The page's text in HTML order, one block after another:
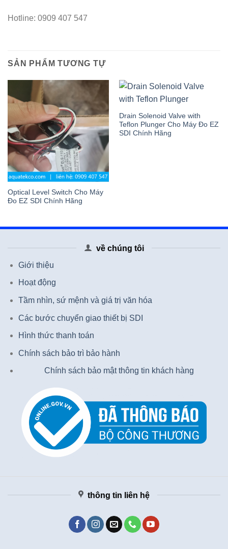
Hotline: 0909 407 547
SẢN PHẨM TƯƠNG TỰ
Optical Level Switch Cho Máy
Đo EZ SDI Chính Hãng
Drain Solenoid Valve with
Teflon Plunger Cho Máy Đo EZ
SDI Chính Hãng
về chúng tôi
Giới thiệu
Hoạt động
Tầm nhìn, sứ mệnh và giá trị văn hóa
Các bước chuyển giao thiết bị SDI
Hình thức thanh toán
Chính sách bảo trì bảo hành
Chính sách bảo mật thông tin khách hàng
thông tin liên hệ